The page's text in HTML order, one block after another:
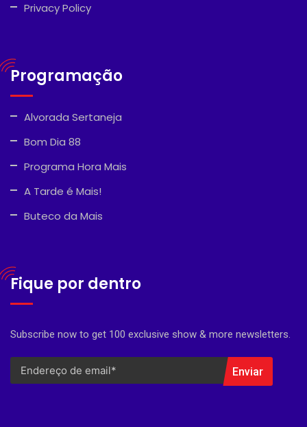
Privacy Policy
Programação
Alvorada Sertaneja
Bom Dia 88
Programa Hora Mais
A Tarde é Mais!
Buteco da Mais
Fique por dentro
Subscribe now to get 100 exclusive show & more newsletters.
Enviar